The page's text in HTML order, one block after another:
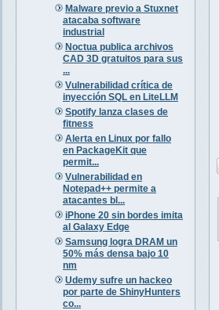
Malware previo a Stuxnet
atacaba software
industrial
Noctua publica archivos
CAD 3D gratuitos para sus
...
Vulnerabilidad crítica de
inyección SQL en LiteLLM
Spotify lanza clases de
fitness
Alerta en Linux por fallo
en PackageKit que
permit...
Vulnerabilidad en
Notepad++ permite a
atacantes bl...
iPhone 20 sin bordes imita
al Galaxy Edge
Samsung logra DRAM un
50% más densa bajo 10
nm
Udemy sufre un hackeo
por parte de ShinyHunters
co...